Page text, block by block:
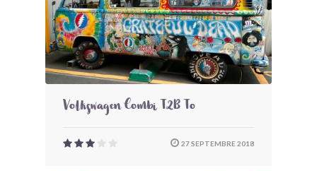
Volkswagen Combi T2B To
27 SEPTEMBRE 2018